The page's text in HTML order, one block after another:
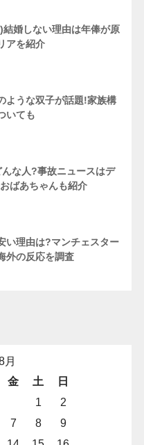
婚しない理由は年俸が原
アを紹介
ような双子が話題!家族構
いても
な人?事故ニュースはデ
ばあちゃんも紹介
い理由は?マンチェスター
外の反応を調査
月
金 土
日
1
2
7 8
9